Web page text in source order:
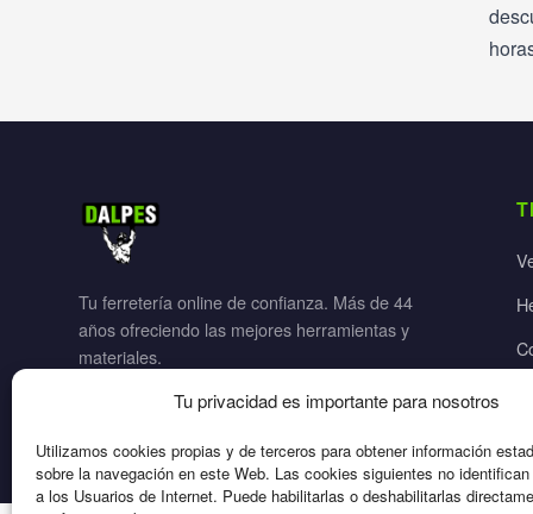
Tu privacidad es importante para nosotros
Utilizamos cookies propias y de terceros para obtener información
sobre la navegación en este Web. Las cookies siguientes no
a los Usuarios de Internet. Puede habilitarlas o deshabilitarlas
Tu ferretería online de confianza. Más de 44
años ofreciendo las mejores herramientas y
materiales.